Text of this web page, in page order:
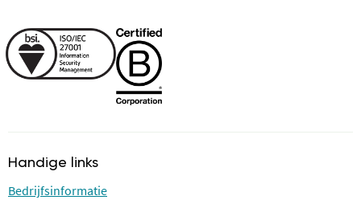
Handige links
Bedrijfsinformatie